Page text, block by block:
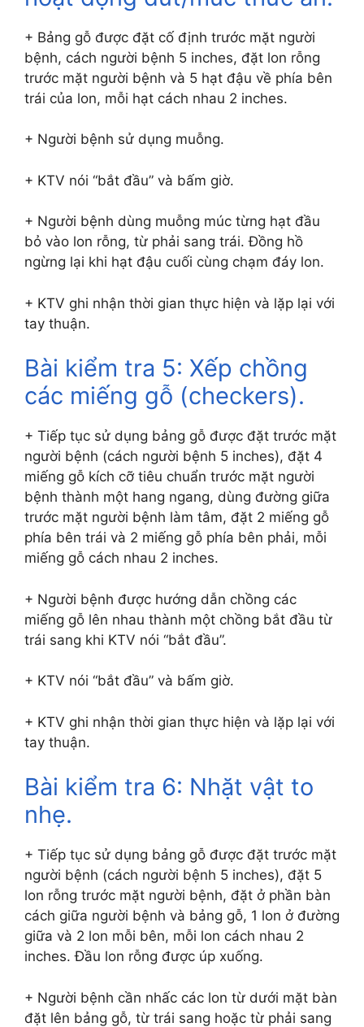
+ Bảng gỗ được đặt cố định trước mặt người
bệnh, cách người bệnh 5 inches, đặt lon rỗng
trước mặt người bệnh và 5 hạt đậu về phía bên
trái của lon, mỗi hạt cách nhau 2 inches.
+ Người bệnh sử dụng muỗng.
+ KTV nói “bắt đầu” và bấm giờ.
+ Người bệnh dùng muỗng múc từng hạt đầu
bỏ vào lon rỗng, từ phải sang trái. Đồng hồ
ngừng lại khi hạt đậu cuối cùng chạm đáy lon.
+ KTV ghi nhận thời gian thực hiện và lặp lại với
tay thuận.
Bài kiểm tra 5: Xếp chồng
các miếng gỗ (checkers).
+ Tiếp tục sử dụng bảng gỗ được đặt trước mặt
người bệnh (cách người bệnh 5 inches), đặt 4
miếng gỗ kích cỡ tiêu chuẩn trước mặt người
bệnh thành một hang ngang, dùng đường giữa
trước mặt người bệnh làm tâm, đặt 2 miếng gỗ
phía bên trái và 2 miếng gỗ phía bên phải, mỗi
miếng gỗ cách nhau 2 inches.
+ Người bệnh được hướng dẫn chồng các
miếng gỗ lên nhau thành một chồng bắt đầu từ
trái sang khi KTV nói “bắt đầu”.
+ KTV nói “bắt đầu” và bấm giờ.
+ KTV ghi nhận thời gian thực hiện và lặp lại với
tay thuận.
Bài kiểm tra 6: Nhặt vật to
nhẹ.
+ Tiếp tục sử dụng bảng gỗ được đặt trước mặt
người bệnh (cách người bệnh 5 inches), đặt 5
lon rỗng trước mặt người bệnh, đặt ở phần bàn
cách giữa người bệnh và bảng gỗ, 1 lon ở đường
giữa và 2 lon mỗi bên, mỗi lon cách nhau 2
inches. Đầu lon rỗng được úp xuống.
+ Người bệnh cần nhấc các lon từ dưới mặt bàn
đặt lên bảng gỗ, từ trái sang hoặc từ phải sang